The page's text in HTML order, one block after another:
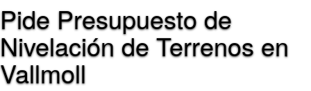
Pide Presupuesto de
Nivelación de Terrenos en
Vallmoll